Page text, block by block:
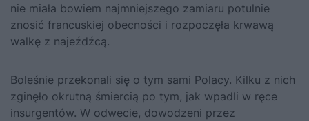
nie miała bowiem najmniejszego zamiaru potulnie
znosić francuskiej obecności i rozpoczęła krwawą
walkę z najeźdźcą.
Boleśnie przekonali się o tym sami Polacy. Kilku z nich
zginęło okrutną śmiercią po tym, jak wpadli w ręce
insurgentów. W odwecie, dowodzeni przez